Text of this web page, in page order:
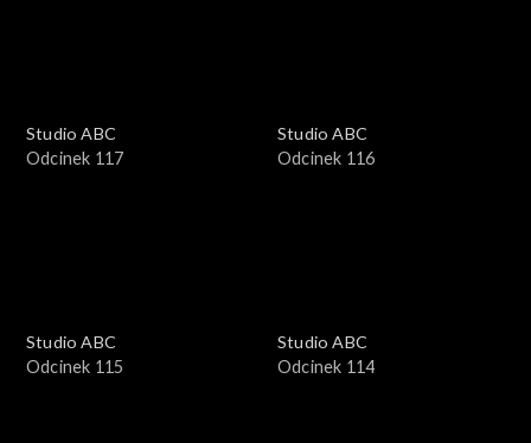
Studio ABC
Odcinek 117
Studio ABC
Odcinek 116
Studio ABC
Odcinek 115
Studio ABC
Odcinek 114